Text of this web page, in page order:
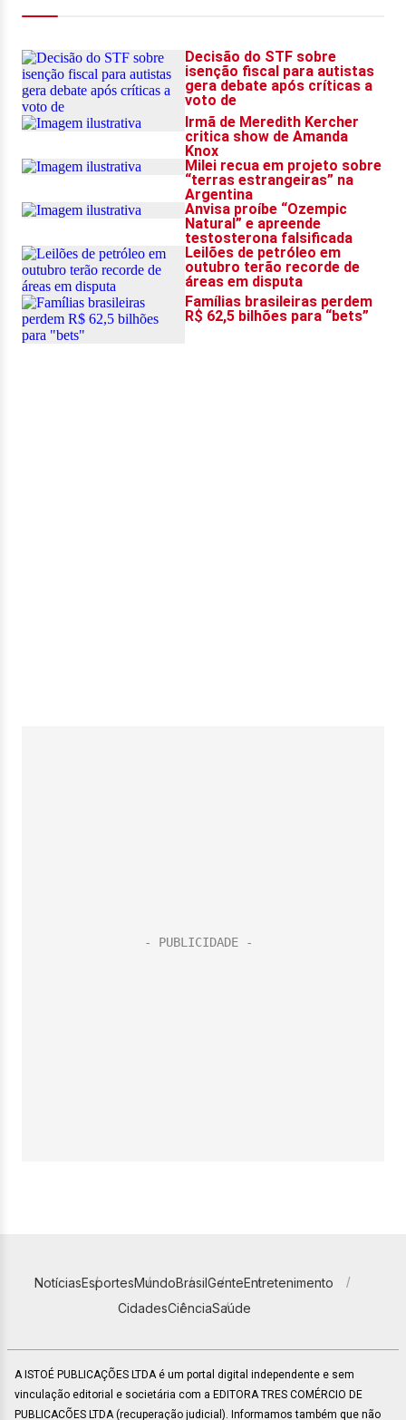
NotíciasEsportesMundoBrasilGenteEntretenimento
CidadesCiênciaSaúde
A ISTOÉ PUBLICAÇÕES LTDA é um portal digital independente e sem
vinculação editorial e societária com a EDITORA TRES COMÉRCIO DE
PUBLICACÕES LTDA (recuperação judicial). Informamos também que não